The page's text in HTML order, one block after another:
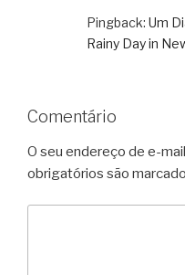
Pingback: Um
Rainy Day in
Comentário
O seu endereço de e-
obrigatórios são